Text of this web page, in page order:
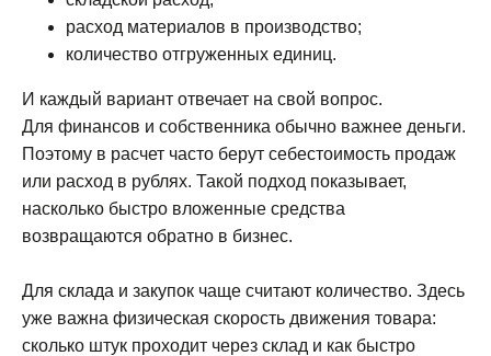
расход материалов в производство;
количество отгруженных единиц.
И каждый вариант отвечает на свой вопрос.
Для финансов и собственника обычно важнее деньги.
Поэтому в расчет часто берут себестоимость продаж
или расход в рублях. Такой подход показывает,
насколько быстро вложенные средства
возвращаются обратно в бизнес.
Для склада и закупок чаще считают количество. Здесь
уже важна физическая скорость движения товара:
сколько штук проходит через склад и как быстро